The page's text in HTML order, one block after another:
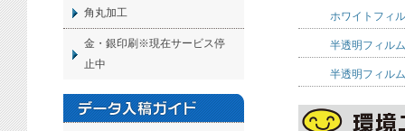
ホワイトフィ
半透明フィルム
半透明フィル
角丸加工
金・銀印刷※現在サービス停
止中